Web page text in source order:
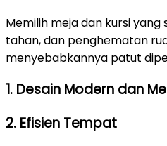
Memilih meja dan kursi
tahan, dan penghematan
menyebabkannya patut
1. Desain Modern dan
2. Efisien Tempat